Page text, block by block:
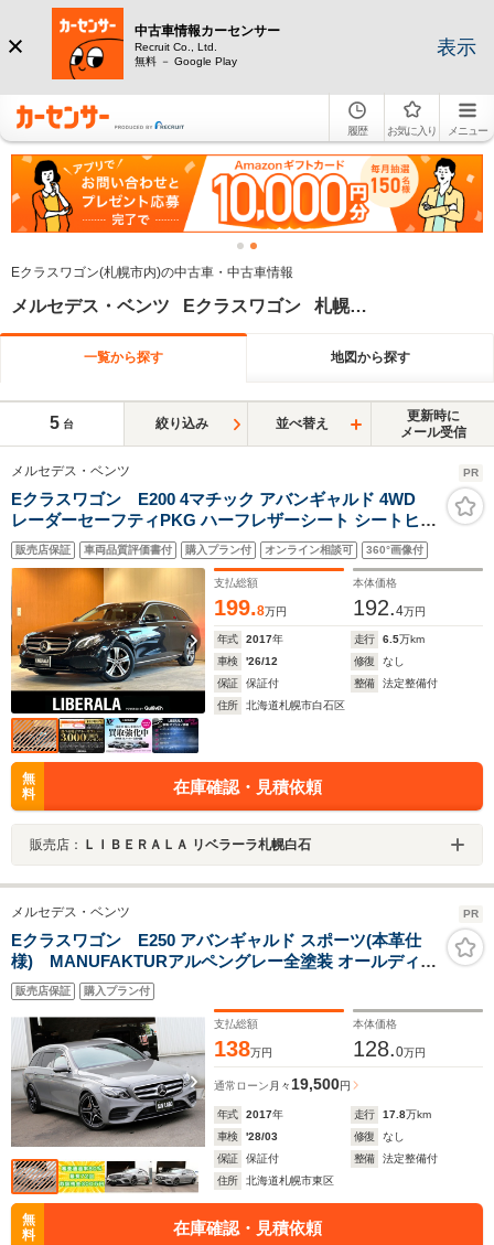
中古車情報カーセンサー
Recruit Co., Ltd.
無料 － Google Play
表示
履歴 お気に入り メニュー
Eクラスワゴン(札幌市内)の中古車・中古車情報
メルセデス・ベンツ Eクラスワゴン 札幌市内
一覧から探す 地図から探す
5 台 絞り込み 並べ替え
更新時に
メール受信
メルセデス・ベンツ PR
Eクラスワゴン E200 4マチック アバンギャルド 4WD
レーダーセーフティPKG ハーフレザーシート シートヒー
ター LEDヘッドライト 純正HDDナビ フルセグTV 360°カ
メラ パークトロニック ACC PRE-SAFE ブラインドスポ
ットアシスト レーンキープアシスト
販売店保証 車両品質評価書付 購入プラン付 オンライン相談可 360°画像付
支払総額
199.8万円
本体価格
192.4万円
年式 2017年 走行 6.5万km
車検
'26/12 修復
なし
保証
保証付 整備
法定整備付
住所
北海道札幌市白石区
無
料
在庫確認・見積依頼
販売店： ＬＩＢＥＲＡＬＡ リベラーラ札幌白石
メルセデス・ベンツ PR
Eクラスワゴン E250 アバンギャルド スポーツ(本革仕
様) MANUFAKTURアルペングレー全塗装 オールディー
ラーメンテ車両 ユーザー買取車 ローダウン PWバックド
ア ブルメスターサウンド 全方位カメラ 前後ドラレコ
販売店保証 購入プラン付
支払総額
138万円
本体価格
128.0万円
通常ローン 月々19,500円
年式 2017年 走行 17.8万km
車検
'28/03 修復
なし
保証
保証付 整備
法定整備付
住所
北海道札幌市東区
無
料
在庫確認・見積依頼